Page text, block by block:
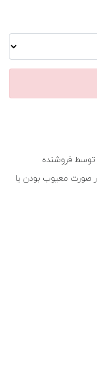
توسط فروشنده
صورت معیوب بودن یا